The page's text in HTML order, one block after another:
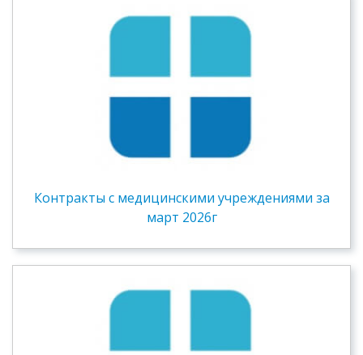
Контракты c медицинскими учреждениями за
март 2026г